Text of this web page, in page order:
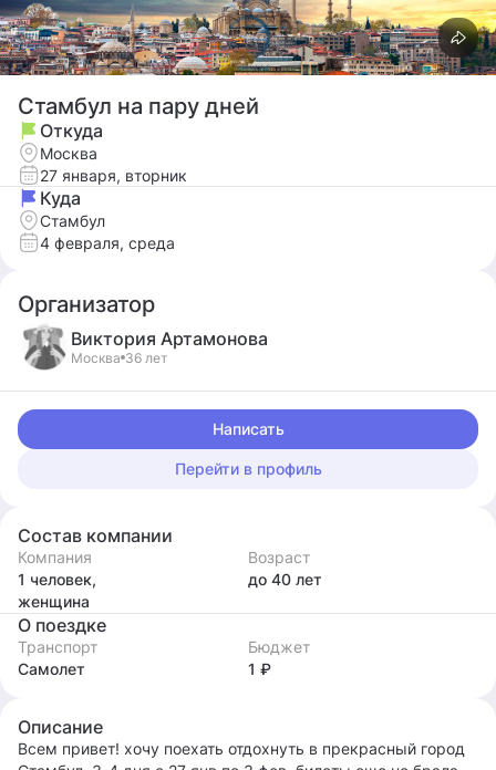
Стамбул на пару дней
Откуда
Москва
27 января, вторник
Куда
Стамбул
4 февраля, среда
Организатор
Виктория Артамонова
Москва 36 лет
Написать
Перейти в профиль
Состав компании
Компания
1 человек,
женщина
Возраст
до 40 лет
О поездке
Транспорт
Самолет
Бюджет
1 ₽
Описание
Всем привет! хочу поехать отдохнуть в прекрасный город